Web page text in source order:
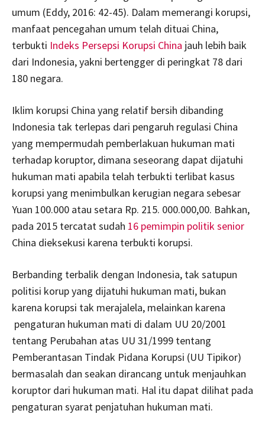
umum (Eddy, 2016: 42-45). Dalam memerangi korupsi,
manfaat pencegahan umum telah dituai China,
terbukti Indeks Persepsi Korupsi China jauh lebih baik
dari Indonesia, yakni bertengger di peringkat 78 dari
180 negara.
Iklim korupsi China yang relatif bersih dibanding
Indonesia tak terlepas dari pengaruh regulasi China
yang mempermudah pemberlakuan hukuman mati
terhadap koruptor, dimana seseorang dapat dijatuhi
hukuman mati apabila telah terbukti terlibat kasus
korupsi yang menimbulkan kerugian negara sebesar
Yuan 100.000 atau setara Rp. 215. 000.000,00. Bahkan,
pada 2015 tercatat sudah 16 pemimpin politik senior
China dieksekusi karena terbukti korupsi.
Berbanding terbalik dengan Indonesia, tak satupun
politisi korup yang dijatuhi hukuman mati, bukan
karena korupsi tak merajalela, melainkan karena
pengaturan hukuman mati di dalam UU 20/2001
tentang Perubahan atas UU 31/1999 tentang
Pemberantasan Tindak Pidana Korupsi (UU Tipikor)
bermasalah dan seakan dirancang untuk menjauhkan
koruptor dari hukuman mati. Hal itu dapat dilihat pada
pengaturan syarat penjatuhan hukuman mati.